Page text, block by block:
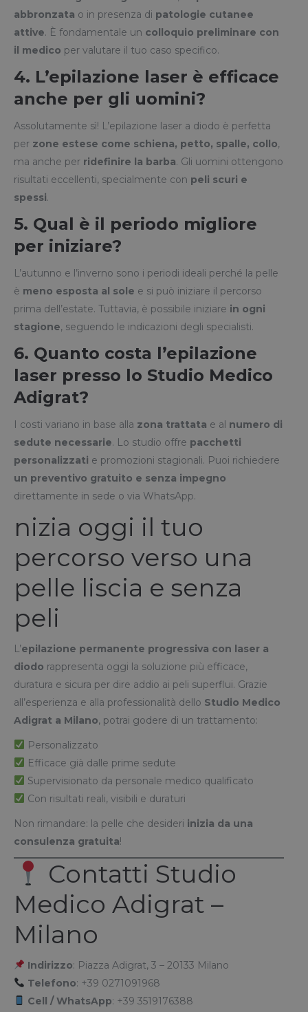
abbronzata o in presenza di patologie cutanee
attive. È fondamentale un colloquio preliminare con
il medico per valutare il tuo caso specifico.
4. L’epilazione laser è efficace
anche per gli uomini?
Assolutamente sì! L’epilazione laser a diodo è perfetta
per zone estese come schiena, petto, spalle, collo,
ma anche per ridefinire la barba. Gli uomini ottengono
risultati eccellenti, specialmente con peli scuri e
spessi.
5. Qual è il periodo migliore
per iniziare?
L’autunno e l’inverno sono i periodi ideali perché la pelle
è meno esposta al sole e si può iniziare il percorso
prima dell’estate. Tuttavia, è possibile iniziare in ogni
stagione, seguendo le indicazioni degli specialisti.
6. Quanto costa l’epilazione
laser presso lo Studio Medico
Adigrat?
I costi variano in base alla zona trattata e al numero di
sedute necessarie. Lo studio offre pacchetti
personalizzati e promozioni stagionali. Puoi richiedere
un preventivo gratuito e senza impegno
direttamente in sede o via WhatsApp.
nizia oggi il tuo
percorso verso una
pelle liscia e senza
peli
L’epilazione permanente progressiva con laser a
diodo rappresenta oggi la soluzione più efficace,
duratura e sicura per dire addio ai peli superflui. Grazie
all’esperienza e alla professionalità dello Studio Medico
Adigrat a Milano, potrai godere di un trattamento:
Personalizzato
Efficace già dalle prime sedute
Supervisionato da personale medico qualificato
Con risultati reali, visibili e duraturi
Non rimandare: la pelle che desideri inizia da una
consulenza gratuita!
Contatti Studio
Medico Adigrat –
Milano
Indirizzo: Piazza Adigrat, 3 – 20133 Milano
Telefono: +39 0271091968
Cell / WhatsApp: +39 3519176388